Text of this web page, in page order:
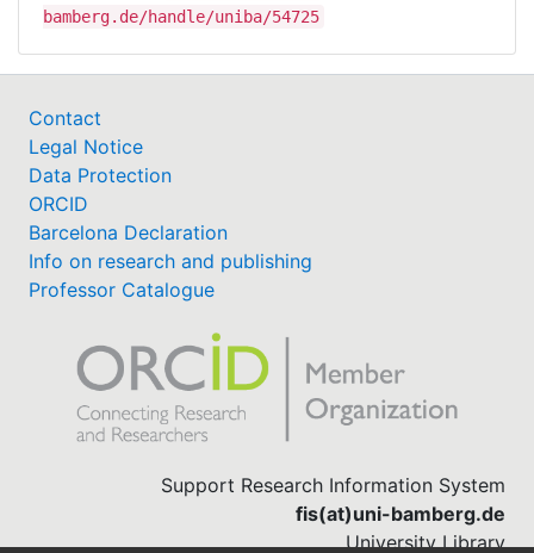
bamberg.de/handle/uniba/54725
Contact
Legal Notice
Data Protection
ORCID
Barcelona Declaration
Info on research and publishing
Professor Catalogue
Support Research Information System
fis(at)uni-bamberg.de
University Library